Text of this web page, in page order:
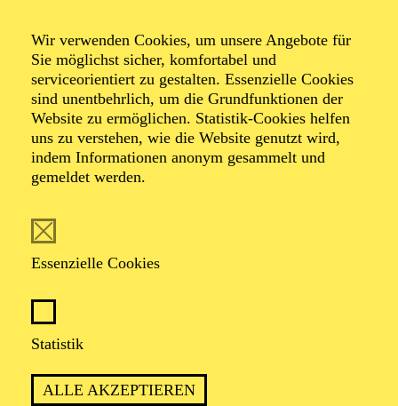
Wir verwenden Cookies, um unsere Angebote für
Sie möglichst sicher, komfortabel und
serviceorientiert zu gestalten. Essenzielle Cookies
sind unentbehrlich, um die Grundfunktionen der
Website zu ermöglichen. Statistik-Cookies helfen
uns zu verstehen, wie die Website genutzt wird,
indem Informationen anonym gesammelt und
gemeldet werden.
Essenzielle Cookies
Statistik
ALLE AKZEPTIEREN
PHILHARMONIE ENTDECKEN ·
KINDERKONZERT
ABENTEUER MUSIK
EINE WELTMUSIK-REISE
Für Kinder von 3 bis 6 Jahren
12,00€
AALTO BALLETT ESSEN
Mittwoch
03.03.2027
15:30 - 17:30